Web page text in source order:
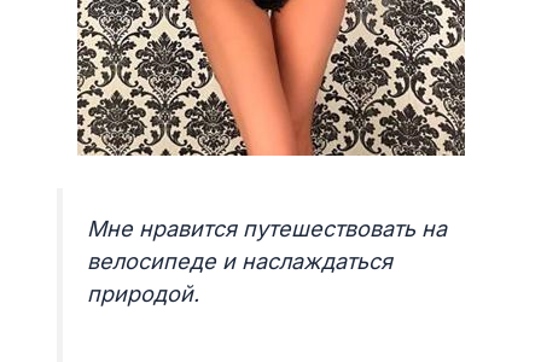
Мне нравится путешествовать на
велосипеде и наслаждаться
природой.